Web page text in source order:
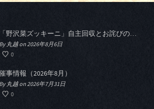
「野沢菜ズッキーニ」自主回収とお詫びのお知らせ
By 丸越 on 2026年8月6日
0
事情報（2026年8月）
By 丸越 on 2026年7月31日
0